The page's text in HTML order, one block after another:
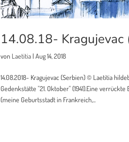
14.08.18- Kragujevac
von Laetitia | Aug 14, 2018
14.08.2018- Kragujevac (Serbien) © Laetitia
Gedenkstätte "21. Oktober" (1941).Eine
(meine Geburtsstadt in Frankreich,...